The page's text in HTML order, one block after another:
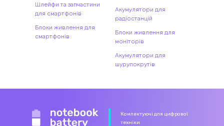
Шлейфи та запчастини
для смартфонів
Блоки живлення для
смартфонів
Акумулятори для
радіостанцій
Блоки живлення для
моніторів
Акумулятори для
шурупокрутів
Комлектуючі для цифрової
техніки